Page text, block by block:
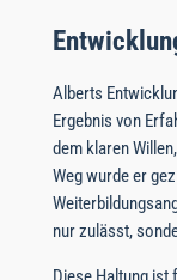
Alberts
Ergebnis von
dem klaren
Weg wurde er
nur zulässt,